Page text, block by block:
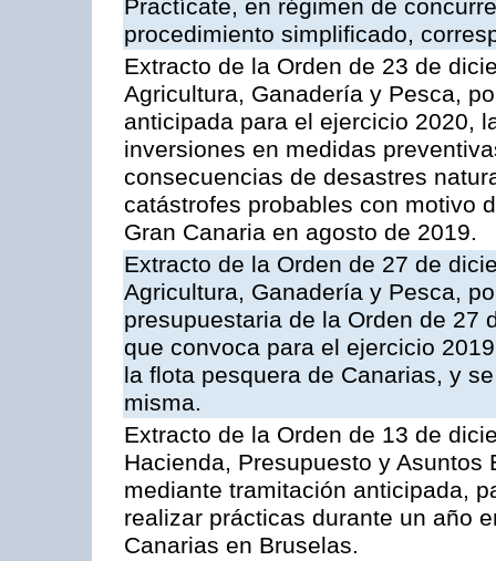
Practícate, en régimen de
procedimiento simplificado,
Extracto de la Orden de 23 de
Agricultura, Ganadería y Pesca,
anticipada para el ejercicio 2020,
inversiones en medidas
consecuencias de desastres
catástrofes probables con motivo
Gran Canaria en agosto de 2019.
Extracto de la Orden de 27 de
Agricultura, Ganadería y Pesca,
presupuestaria de la Orden de 27
que convoca para el ejercicio
la flota pesquera de Canarias, y
misma.
Extracto de la Orden de 13 de
Hacienda, Presupuesto y
mediante tramitación anticipada,
realizar prácticas durante un año
Canarias en Bruselas.